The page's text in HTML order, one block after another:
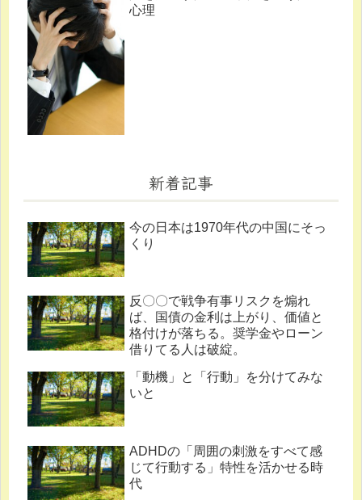
心理
新着記事
今の日本は1970年代の中国にそっ
くり
反〇〇で戦争有事リスクを煽れ
ば、国債の金利は上がり、価値と
格付けが落ちる。奨学金やローン
借りてる人は破綻。
「動機」と「行動」を分けてみな
いと
ADHDの「周囲の刺激をすべて感
じて行動する」特性を活かせる時
代